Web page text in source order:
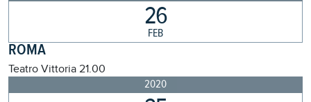
26
FEB
ROMA
Teatro Vittoria 21.00
2020